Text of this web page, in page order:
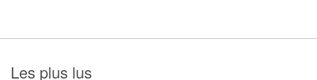
Les plus lus